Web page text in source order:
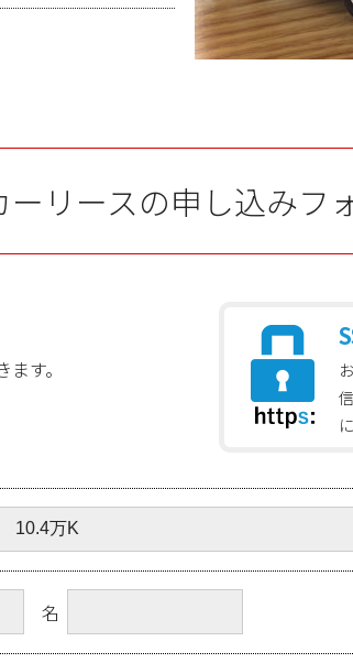
ーリースの申し込みフ
す。
名